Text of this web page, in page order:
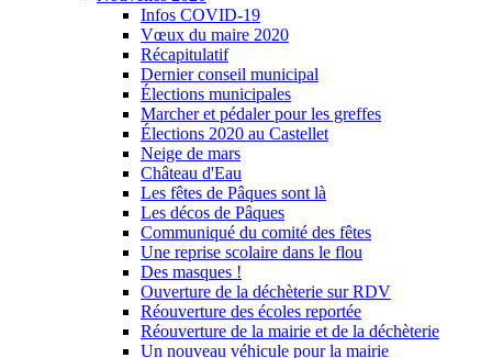
Infos COVID-19
Vœux du maire 2020
Récapitulatif
Dernier conseil municipal
Élections municipales
Marcher et pédaler pour les greffes
Élections 2020 au Castellet
Neige de mars
Château d'Eau
Les fêtes de Pâques sont là
Les décos de Pâques
Communiqué du comité des fêtes
Une reprise scolaire dans le flou
Des masques !
Ouverture de la déchèterie sur RDV
Réouverture des écoles reportée
Réouverture de la mairie et de la déchèterie
Un nouveau véhicule pour la mairie